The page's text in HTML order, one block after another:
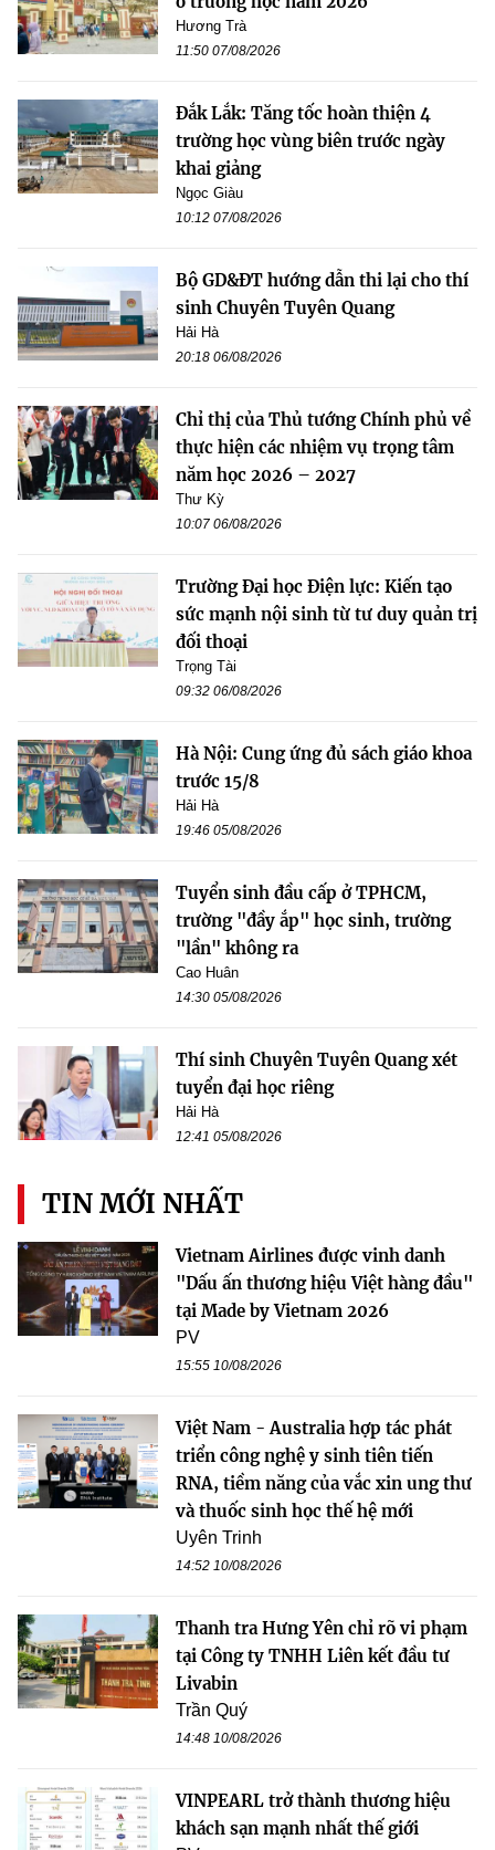
Hương Trà
11:50 07/08/2026
Đắk Lắk: Tăng tốc hoàn thiện 4
trường học vùng biên trước ngày
khai giảng
Ngọc Giàu
10:12 07/08/2026
Bộ GD&ĐT hướng dẫn thi lại cho thí
sinh Chuyên Tuyên Quang
Hải Hà
20:18 06/08/2026
Chỉ thị của Thủ tướng Chính phủ về
thực hiện các nhiệm vụ trọng tâm
năm học 2026 – 2027
Thư Kỳ
10:07 06/08/2026
Trường Đại học Điện lực: Kiến tạo
sức mạnh nội sinh từ tư duy quản trị
đối thoại
Trọng Tài
09:32 06/08/2026
Hà Nội: Cung ứng đủ sách giáo khoa
trước 15/8
Hải Hà
19:46 05/08/2026
Tuyển sinh đầu cấp ở TPHCM,
trường "đầy ắp" học sinh, trường
"lần" không ra
Cao Huân
14:30 05/08/2026
Thí sinh Chuyên Tuyên Quang xét
tuyển đại học riêng
Hải Hà
12:41 05/08/2026
TIN MỚI NHẤT
Vietnam Airlines được vinh danh
"Dấu ấn thương hiệu Việt hàng đầu"
tại Made by Vietnam 2026
PV
15:55 10/08/2026
Việt Nam - Australia hợp tác phát
triển công nghệ y sinh tiên tiến
RNA, tiềm năng của vắc xin ung thư
và thuốc sinh học thế hệ mới
Uyên Trinh
14:52 10/08/2026
Thanh tra Hưng Yên chỉ rõ vi phạm
tại Công ty TNHH Liên kết đầu tư
Livabin
Trần Quý
14:48 10/08/2026
VINPEARL trở thành thương hiệu
khách sạn mạnh nhất thế giới